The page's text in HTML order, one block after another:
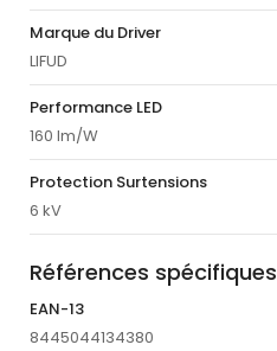
Marque du Driver
LIFUD
Performance LED
160 lm/W
Protection Surtensions
6 kV
Références spécifiques
EAN-13
8445044134380